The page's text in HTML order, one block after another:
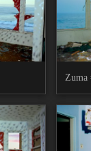
Zuma